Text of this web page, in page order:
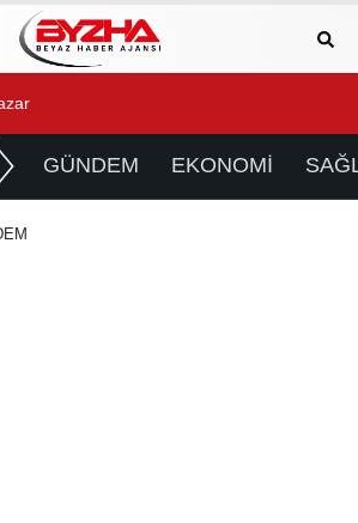
GÜNDEM EKONOMİ